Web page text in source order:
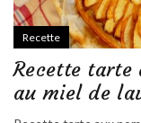
Recette
Recette tarte
au miel de